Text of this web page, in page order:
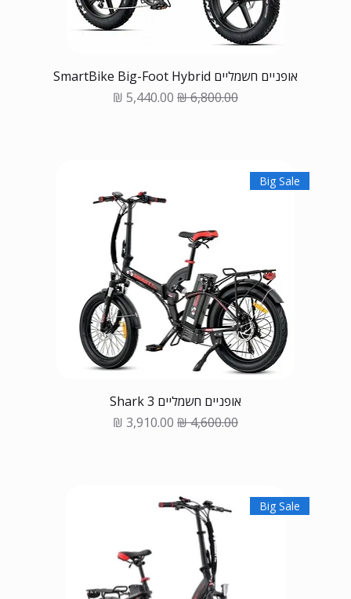
אופניים חשמליים SmartBike Big-Foot Hybrid
Regular Price
Sale Price
Big Sale
אופניים חשמליים Shark 3
Regular Price
Sale Price
Big Sale